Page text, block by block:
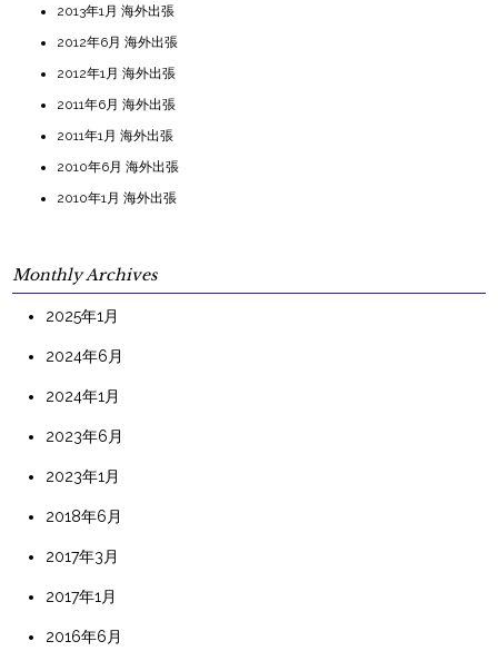
2013年1月 海外出張
2012年6月 海外出張
2012年1月 海外出張
2011年6月 海外出張
2011年1月 海外出張
2010年6月 海外出張
2010年1月 海外出張
Monthly Archives
2025年1月
2024年6月
2024年1月
2023年6月
2023年1月
2018年6月
2017年3月
2017年1月
2016年6月